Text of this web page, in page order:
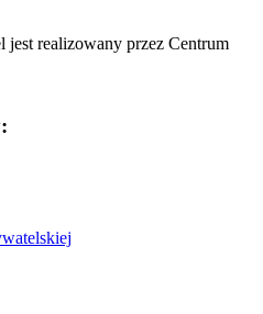
jest realizowany przez Centrum